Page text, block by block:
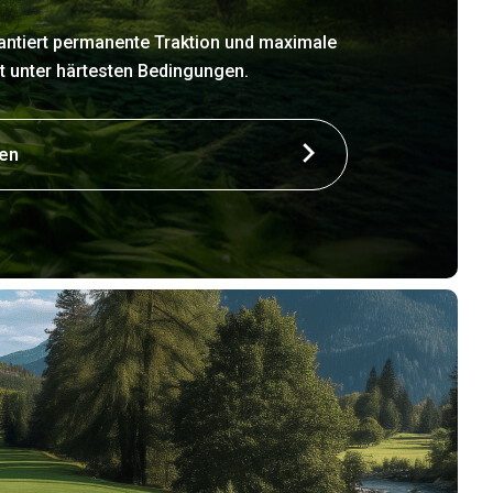
permanente Traktion und maximale
unter härtesten Bedingungen.